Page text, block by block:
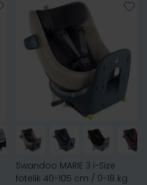
Swandoo MARIE 3 i-Size
fotelik 40-105 cm / 0-18 kg